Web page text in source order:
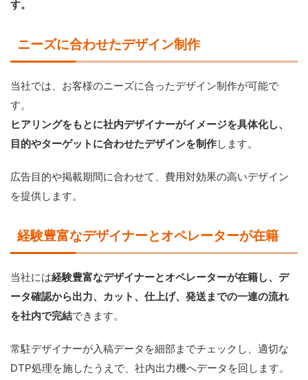
す。
ニーズに合わせたデザイン制作
当社では、お客様のニーズに合ったデザイン制作が可能で
す。
ヒアリングをもとに社内デザイナーがイメージを具体化し、
目的やターゲットに合わせたデザインを制作します。
広告目的や掲載期間に合わせて、費用対効果の高いデザイン
を提供します。
経験豊富なデザイナーとオペレーターが在籍
当社には経験豊富なデザイナーとオペレーターが在籍し、デ
ータ確認から出力、カット、仕上げ、発送までの一連の流れ
を社内で完結できます。
常駐デザイナーが入稿データを細部までチェックし、適切な
DTP処理を施したうえで、社内出力機へデータを回します。